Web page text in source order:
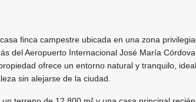
finca campestre ubicada en una zona
del Aeropuerto Internacional José María
ofrece un entorno natural y tranquilo,
sin alejarse de la ciudad.